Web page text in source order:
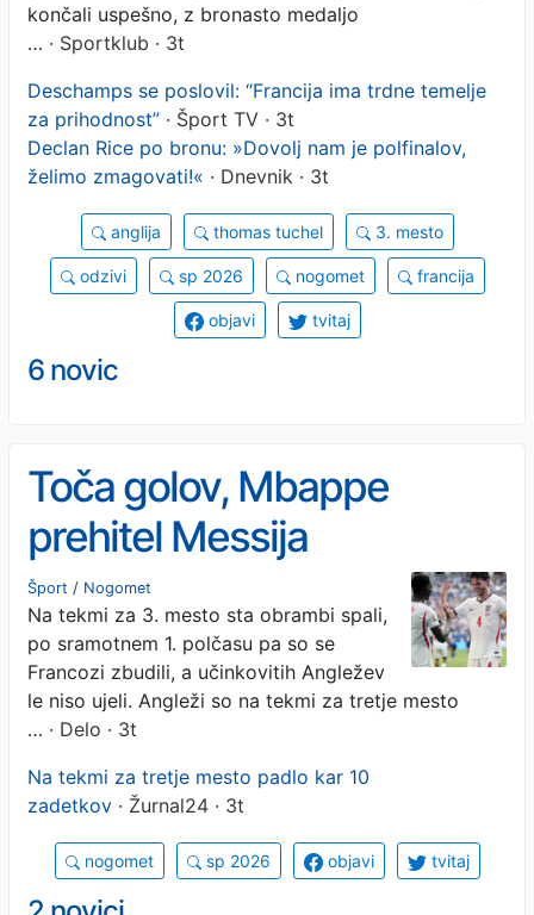
končali uspešno, z bronasto medaljo
… · Sportklub · 3t
Deschamps se poslovil: “Francija ima trdne temelje
za prihodnost” · Šport TV · 3t
Declan Rice po bronu: »Dovolj nam je polfinalov,
želimo zmagovati!« · Dnevnik · 3t
anglija thomas tuchel 3. mesto
odzivi sp 2026 nogomet francija
objavi tvitaj
6 novic
Toča golov, Mbappe
prehitel Messija
Šport / Nogomet
Na tekmi za 3. mesto sta obrambi spali,
po sramotnem 1. polčasu pa so se
Francozi zbudili, a učinkovitih Angležev
le niso ujeli. Angleži so na tekmi za tretje mesto
… · Delo · 3t
Na tekmi za tretje mesto padlo kar 10
zadetkov · Žurnal24 · 3t
nogomet sp 2026 objavi tvitaj